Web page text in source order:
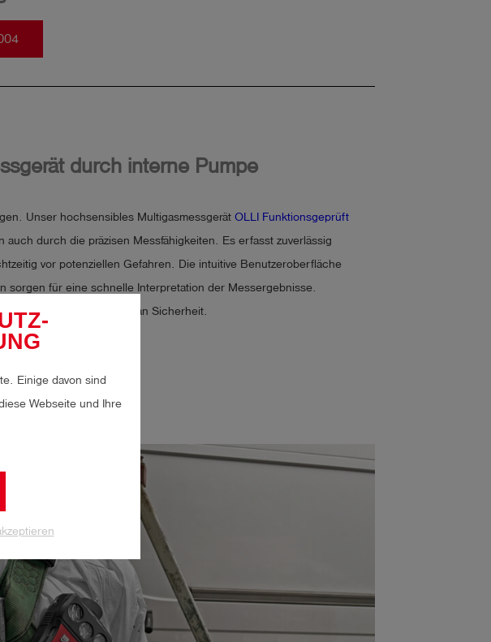
Einige davon sind
Webseite und Ihre
durch interne Pumpe
Unser hochsensibles MultigasmessgerätOLLI Funktionsgeprüft
durch die präzisen Messfähigkeiten. Es erfasst zuverlässig
vor potenziellen Gefahren. Die intuitive Benutzeroberfläche
sorgen für eine schnelle Interpretation der Messergebnisse.
ein Höchstmaß an Sicherheit.